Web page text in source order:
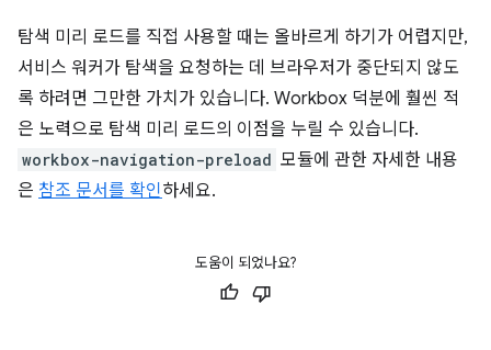
탐색 미리 로드를 직접 사용할 때는 올바르게 하기가 어렵지만,
서비스 워커가 탐색을 요청하는 데 브라우저가 중단되지 않도
록 하려면 그만한 가치가 있습니다. Workbox 덕분에 훨씬 적
은 노력으로 탐색 미리 로드의 이점을 누릴 수 있습니다.
workbox-navigation-preload 모듈에 관한 자세한 내용
은 참조 문서를 확인하세요.
도움이 되었나요?